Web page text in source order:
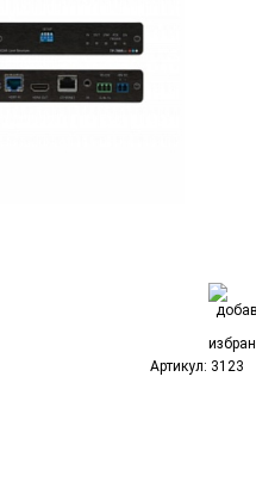
Артикул: 3123